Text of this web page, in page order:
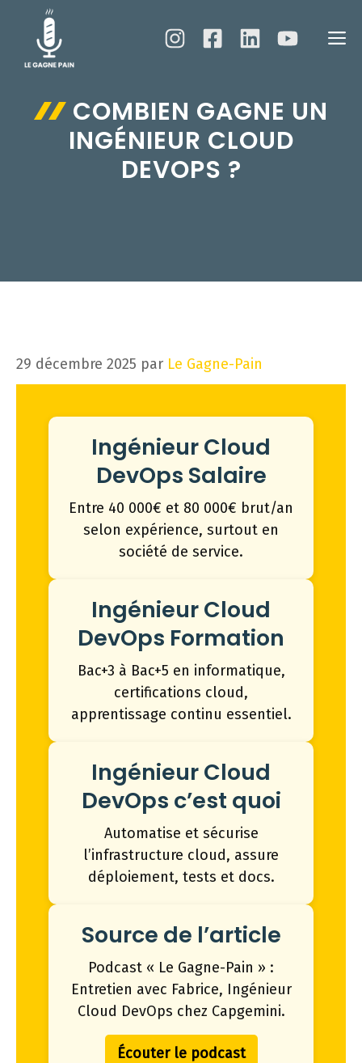
contenu
COMBIEN GAGNE UN
INGÉNIEUR CLOUD
DEVOPS ?
29 décembre 2025 par Le Gagne-Pain
Ingénieur Cloud
DevOps Salaire
Entre 40 000€ et 80 000€ brut/an
selon expérience, surtout en
société de service.
Ingénieur Cloud
DevOps Formation
Bac+3 à Bac+5 en informatique,
certifications cloud,
apprentissage continu essentiel.
Ingénieur Cloud
DevOps c’est quoi
Automatise et sécurise
l’infrastructure cloud, assure
déploiement, tests et docs.
Source de l’article
Podcast « Le Gagne-Pain » :
Entretien avec Fabrice, Ingénieur
Cloud DevOps chez Capgemini.
Écouter le podcast